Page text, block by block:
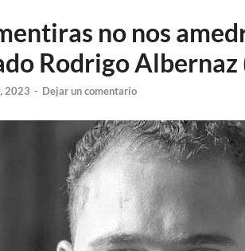
no nos
Rodrigo
2023 - Dejar un comentario